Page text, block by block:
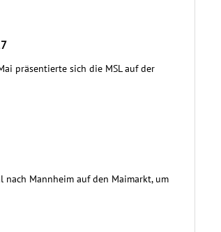
präsentierte sich die MSL auf der
nach Mannheim auf den Maimarkt, um